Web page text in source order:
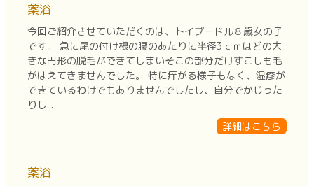
薬浴
今回ご紹介させていただくのは、トイプードル８歳女の子
です。 急に尾の付け根の腰のあたりに半径3ｃｍほどの大
きな円形の脱毛ができてしまいそこの部分だけすこしも毛
がはえてきませんでした。 特に痒がる様子もなく、湿疹が
できているわけでもありませんでしたし、自分でかじった
りし...
詳細はこちら
薬浴